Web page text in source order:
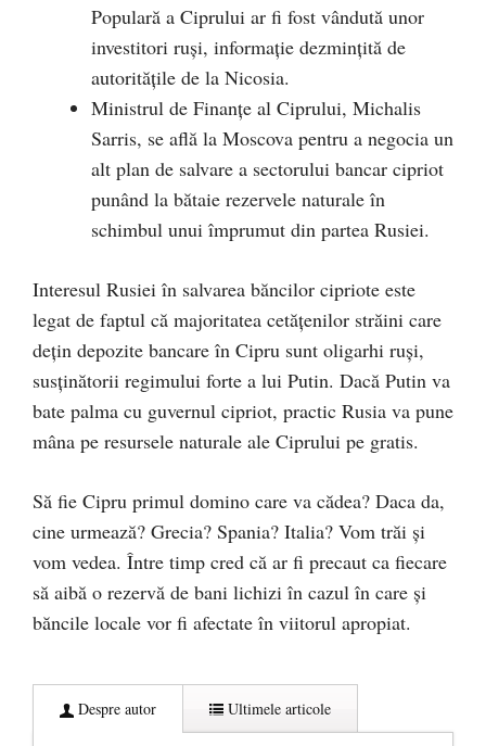
Populară a Ciprului ar fi fost vândută unor
investitori ruşi, informaţie dezminţită de
autorităţile de la Nicosia.
Ministrul de Finanţe al Ciprului, Michalis
Sarris, se află la Moscova pentru a negocia un
alt plan de salvare a sectorului bancar cipriot
punând la bătaie rezervele naturale în
schimbul unui împrumut din partea Rusiei.
Interesul Rusiei în salvarea băncilor cipriote este
legat de faptul că majoritatea cetăţenilor străini care
deţin depozite bancare în Cipru sunt oligarhi ruşi,
susţinătorii regimului forte a lui Putin. Dacă Putin va
bate palma cu guvernul cipriot, practic Rusia va pune
mâna pe resursele naturale ale Ciprului pe gratis.
Să fie Cipru primul domino care va cădea? Daca da,
cine urmează? Grecia? Spania? Italia? Vom trăi şi
vom vedea. Între timp cred că ar fi precaut ca fiecare
să aibă o rezervă de bani lichizi în cazul în care şi
băncile locale vor fi afectate în viitorul apropiat.
Despre autor Ultimele articole